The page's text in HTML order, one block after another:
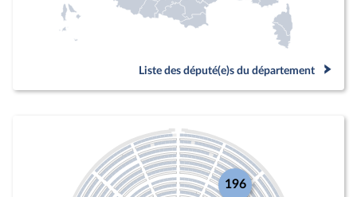
Liste des député(e)s du département
196